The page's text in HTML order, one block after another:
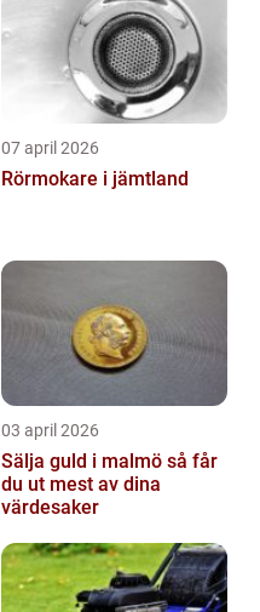
07 april 2026
Rörmokare i jämtland
03 april 2026
Sälja guld i malmö så får
du ut mest av dina
värdesaker